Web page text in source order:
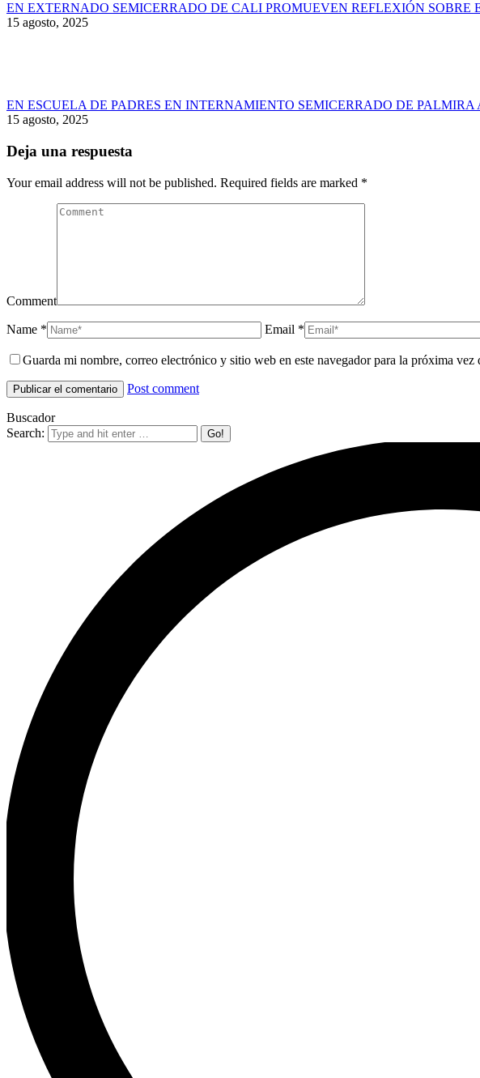
EN EXTERNADO SEMICERRADO DE CALI PROMUEVEN REFLEXIÓN SOBRE
15 agosto, 2025
EN ESCUELA DE PADRES EN INTERNAMIENTO SEMICERRADO DE
15 agosto, 2025
Deja una respuesta
Your email address will not be published. Required fields are marked *
Comment
Name * Email *
Guarda mi nombre, correo electrónico y sitio web en este navegador para la próxima vez
Post comment
Buscador
Search: